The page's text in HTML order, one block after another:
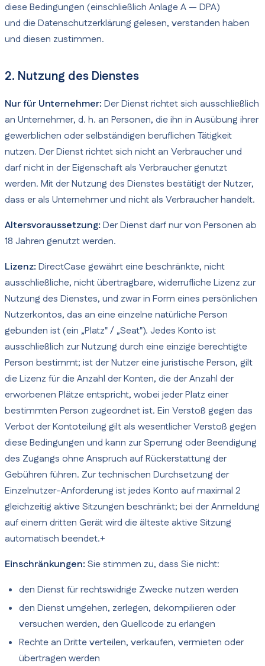
diese Bedingungen (einschließlich Anlage A — DPA)
und die Datenschutzerklärung gelesen, verstanden haben
und diesen zustimmen.
2. Nutzung des Dienstes
Nur für Unternehmer: Der Dienst richtet sich ausschließlich
an Unternehmer, d. h. an Personen, die ihn in Ausübung ihrer
gewerblichen oder selbständigen beruflichen Tätigkeit
nutzen. Der Dienst richtet sich nicht an Verbraucher und
darf nicht in der Eigenschaft als Verbraucher genutzt
werden. Mit der Nutzung des Dienstes bestätigt der Nutzer,
dass er als Unternehmer und nicht als Verbraucher handelt.
Altersvoraussetzung: Der Dienst darf nur von Personen ab
18 Jahren genutzt werden.
Lizenz: DirectCase gewährt eine beschränkte, nicht
ausschließliche, nicht übertragbare, widerrufliche Lizenz zur
Nutzung des Dienstes, und zwar in Form eines persönlichen
Nutzerkontos, das an eine einzelne natürliche Person
gebunden ist (ein „Platz" / „Seat"). Jedes Konto ist
ausschließlich zur Nutzung durch eine einzige berechtigte
Person bestimmt; ist der Nutzer eine juristische Person, gilt
die Lizenz für die Anzahl der Konten, die der Anzahl der
erworbenen Plätze entspricht, wobei jeder Platz einer
bestimmten Person zugeordnet ist. Ein Verstoß gegen das
Verbot der Kontoteilung gilt als wesentlicher Verstoß gegen
diese Bedingungen und kann zur Sperrung oder Beendigung
des Zugangs ohne Anspruch auf Rückerstattung der
Gebühren führen. Zur technischen Durchsetzung der
Einzelnutzer-Anforderung ist jedes Konto auf maximal 2
gleichzeitig aktive Sitzungen beschränkt; bei der Anmeldung
auf einem dritten Gerät wird die älteste aktive Sitzung
automatisch beendet.+
Einschränkungen: Sie stimmen zu, dass Sie nicht:
den Dienst für rechtswidrige Zwecke nutzen werden
den Dienst umgehen, zerlegen, dekompilieren oder
versuchen werden, den Quellcode zu erlangen
Rechte an Dritte verteilen, verkaufen, vermieten oder
übertragen werden